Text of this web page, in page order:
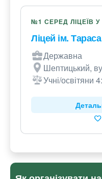
№1 СЕРЕД ЛІЦЕЇВ
Ліцей ім.
Державна
Шептицький,
Учні/освітяни